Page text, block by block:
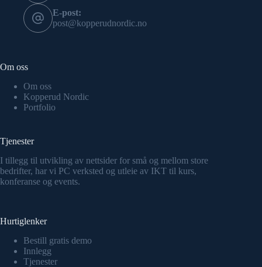
E-post:
post@kopperudnordic.no
Om oss
Om oss
Kopperud Nordic
Portfolio
Tjenester
I tillegg til utvikling av nettsider for små og mellom store
bedrifter, har vi PC verksted og utleie av IKT til kurs,
konferanse og events.
Hurtiglenker
Bestill gratis demo
Innlegg
Tjenester